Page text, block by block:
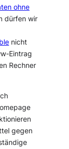
ohne
dürfen wir
nicht
Eintrag
Rechner
gegen